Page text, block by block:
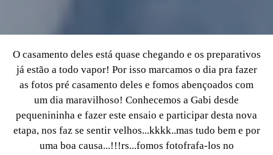
O casamento deles está quase chegando e os preparativos
já estão a todo vapor! Por isso marcamos o dia pra fazer
as fotos pré casamento deles e fomos abençoados com
um dia maravilhoso! Conhecemos a Gabi desde
pequenininha e fazer este ensaio e participar desta nova
etapa, nos faz se sentir velhos...kkkk..mas tudo bem e por
uma boa causa...!!!rs...fomos fotofrafa-los no